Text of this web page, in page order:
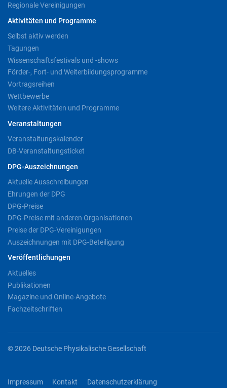
Regionale Vereinigungen
Aktivitäten und Programme
Selbst aktiv werden
Tagungen
Wissenschaftsfestivals und -shows
Förder-, Fort- und Weiterbildungsprogramme
Vortragsreihen
Wettbewerbe
Weitere Aktivitäten und Programme
Veranstaltungen
Veranstaltungskalender
DB-Veranstaltungsticket
DPG-Auszeichnungen
Aktuelle Ausschreibungen
Ehrungen der DPG
DPG-Preise
DPG-Preise mit anderen Organisationen
Preise der DPG-Vereinigungen
Auszeichnungen mit DPG-Beteiligung
Veröffentlichungen
Aktuelles
Publikationen
Magazine und Online-Angebote
Fachzeitschriften
© 2026 Deutsche Physikalische Gesellschaft
Impressum Kontakt Datenschutzerklärung